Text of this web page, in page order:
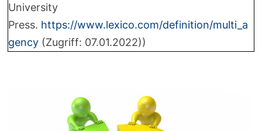
University
Press. https://www.lexico.com/definition/multi_a
gency(Zugriff: 07.01.2022))